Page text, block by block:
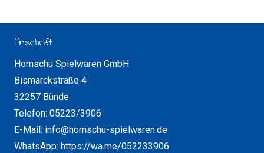
Anschrift
Hornschu Spielwaren GmbH
Bismarckstraße 4
32257 Bünde
Telefon: 05223/3906
E-Mail: info@hornschu-spielwaren.de
WhatsApp: https://wa.me/052233906